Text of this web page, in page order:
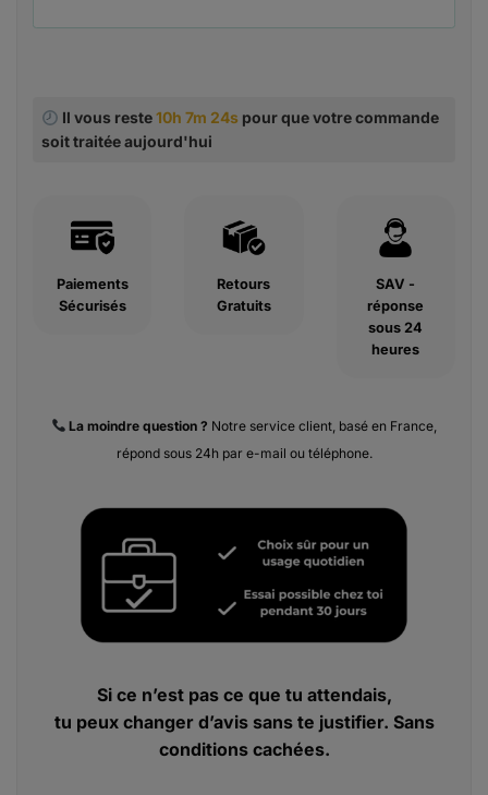
Il vous reste10h 7m 23spour que votre commande
soit traitée aujourd'hui
Paiements
Sécurisés
Retours
Gratuits
SAV -
réponse
sous 24
heures
La moindre question ? Notre service client, basé en France,
répond sous 24h par e-mail ou téléphone.
Si ce n’est pas ce que tu attendais,
tu peux changer d’avis sans te justifier. Sans
conditions cachées.